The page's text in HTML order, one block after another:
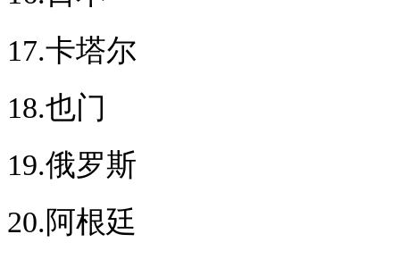
17.卡塔尔
18.也门
19.俄罗斯
20.阿根廷